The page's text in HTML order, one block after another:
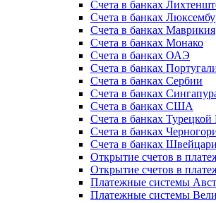
Счета в банках
Счета в банках
Счета в банках Маврикия
Счета в банках Монако
Счета в банках ОАЭ
Счета в банках
Счета в банках Сербии
Счета в банках
Счета в банках США
Счета в банках Турецкой
Счета в банках
Счета в банках
Открытие счетов в
Открытие счетов в
Платежные системы
Платежные системы